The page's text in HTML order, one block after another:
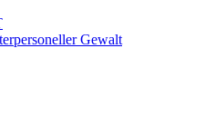
Gewalt